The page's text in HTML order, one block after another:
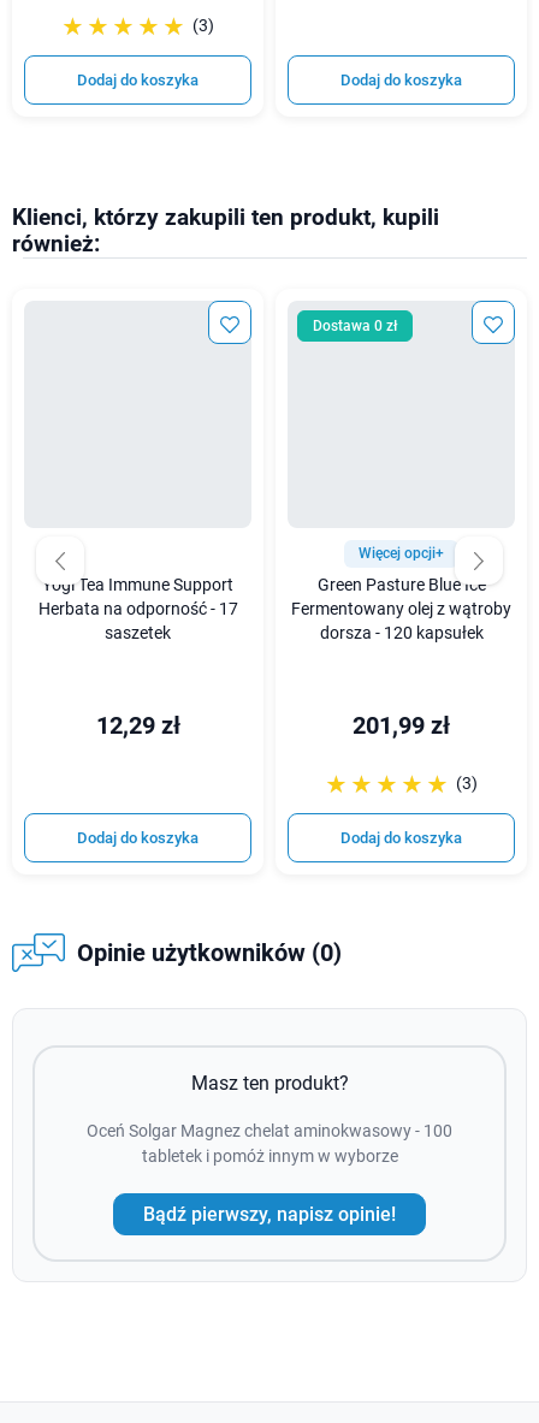
☆☆☆☆☆
★★★★★ (3)
Dodaj do koszyka Dodaj do koszyka
Klienci, którzy zakupili ten produkt, kupili
również:
Yogi Tea Immune Support
Herbata na odporność - 17
saszetek
12,29 zł
Dodaj do koszyka
Dostawa 0 zł
Więcej opcji+
Green Pasture Blue Ice
Fermentowany olej z wątroby
dorsza - 120 kapsułek
201,99 zł
☆☆☆☆☆
★★★★★ (3)
Dodaj do koszyka
Opinie użytkowników (0)
Masz ten produkt?
Oceń Solgar Magnez chelat aminokwasowy - 100
tabletek i pomóż innym w wyborze
Bądź pierwszy, napisz opinie!